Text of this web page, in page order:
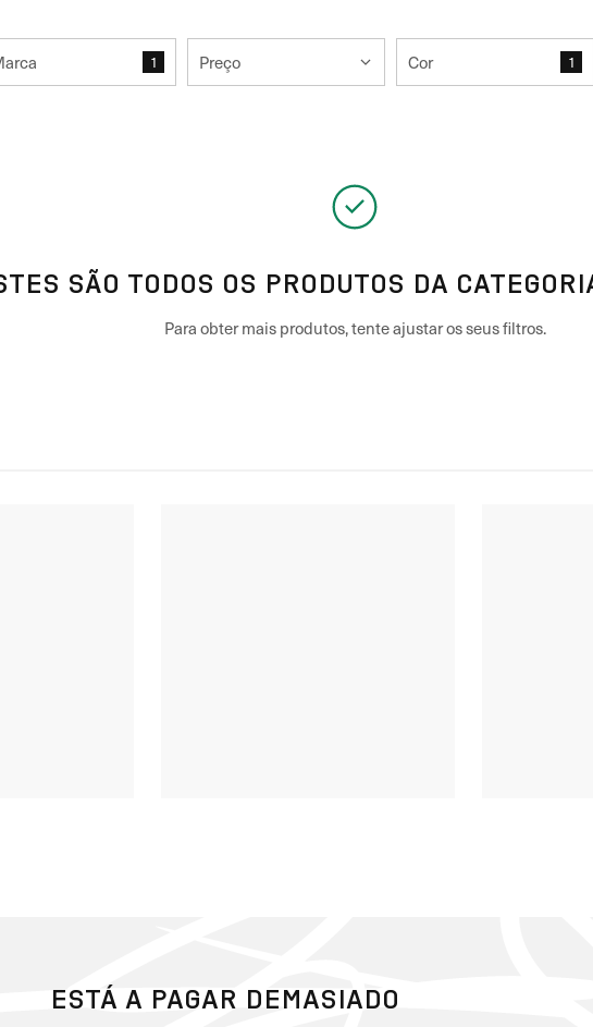
1 Preço Cor 1
SÃO TODOS OS PRODUTOS DA
Para obter mais produtos, tente ajustar os seus filtros.
ESTÁ A PAGAR DEMASIADO